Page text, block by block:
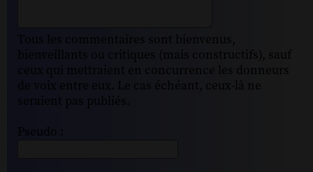
Tous les commentaires sont bienvenus,
bienveillants ou critiques (mais constructifs), sauf
ceux qui mettraient en concurrence les donneurs
de voix entre eux. Le cas échéant, ceux-là ne
seraient pas publiés.
Pseudo :